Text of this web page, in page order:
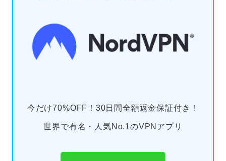
今だけ70%OFF！30日間全額返金保証付き！
世界で有名・人気No.1のVPNアプリ